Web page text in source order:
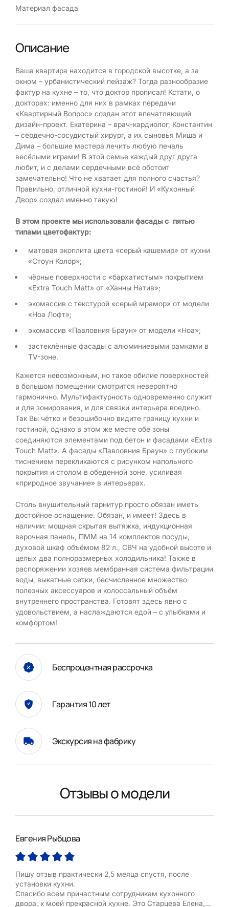
Материал фасада
Описание
Ваша квартира находится в городской высотке, а за
окном – урбанистический пейзаж? Тогда разнообразие
фактур на кухне – то, что доктор прописал! Кстати, о
докторах: именно для них в рамках передачи
«Квартирный Вопрос» создан этот впечатляющий
дизайн-проект. Екатерина – врач-кардиолог, Константин
– сердечно-сосудистый хирург, а их сыновья Миша и
Дима – большие мастера лечить любую печаль
весёлыми играми! В этой семье каждый друг друга
любит, и с делами сердечными всё обстоит
замечательно! Что не хватает для полного счастья?
Правильно, отличной кухни-гостиной! И «Кухонный
Двор» создал именно такую!
В этом проекте мы использовали фасады с пятью
типами цветофактур:
матовая экоплита цвета «серый кашемир» от кухни
«Стоун Колор»;
чёрные поверхности с «бархатистым» покрытием
«Extra Touch Matt» от «Ханны Натив»;
экомассив с текстурой «серый мрамор» от модели
«Ноа Лофт»;
экомассив «Павловния Браун» от модели «Ноа»;
застеклённые фасады с алюминиевыми рамками в
TV-зоне.
Кажется невозможным, но такое обилие поверхностей
в большом помещении смотрится невероятно
гармонично. Мультифактурность одновременно служит
и для зонирования, и для связки интерьера воедино.
Так Вы чётко и безошибочно видите границу кухни и
гостиной, однако в этом же месте обе зоны
соединяются элементами под бетон и фасадами «Extra
Touch Matt». А фасады «Павловния Браун» с глубоким
тиснением перекликаются с рисунком напольного
покрытия и столом в обеденной зоне, усиливая
«природное звучание» в интерьерах.
Столь внушительный гарнитур просто обязан иметь
достойное оснащение. Обязан, и имеет! Здесь в
наличии: мощная скрытая вытяжка, индукционная
варочная панель, ПММ на 14 комплектов посуды,
духовой шкаф объёмом 82 л., СВЧ на удобной высоте и
целых два полноразмерных холодильника! Также в
распоряжении хозяев мембранная система фильтрации
воды, выкатные сетки, бесчисленное множество
полезных аксессуаров и колоссальный объём
внутреннего пространства. Готовят здесь явно с
удовольствием, а наслаждаются едой – с улыбками и
комфортом!
Беспроцентная рассрочка
Гарантия 10 лет
Экскурсия на фабрику
Отзывы о модели
Евгения Рыбцова
Пишу отзыв практически 2,5 меяца спустя, после
установки кухни.
Спасибо всем причастным сотрудникам кухонного
двора, к моей прекрасной кухне. Это Старцева Елена,